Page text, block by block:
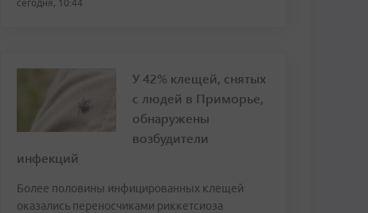
сегодня, 10:44
У 42% клещей, снятых
с людей в Приморье,
обнаружены
возбудители
инфекций
Более половины инфицированных клещей
оказались переносчиками риккетсиоза